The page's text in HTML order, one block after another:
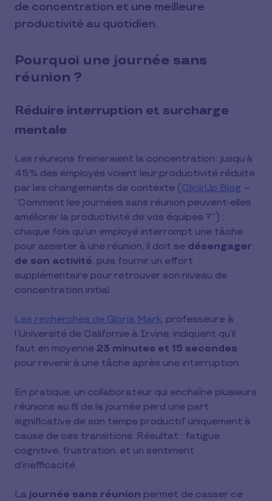
de concentration et une meilleure
productivité au quotidien.
Pourquoi une journée sans
réunion ?
Réduire interruption et surcharge
mentale
Les réunions freineraient la concentration : jusqu’à
45 % des employés voient leur productivité réduite
par les changements de contexte (ClickUp Blog –
“Comment les journées sans réunion peuvent-elles
améliorer la productivité de vos équipes ?”) :
chaque fois qu’un employé interrompt une tâche
pour assister à une réunion, il doit se désengager
de son activité, puis fournir un effort
supplémentaire pour retrouver son niveau de
concentration initial.
Les recherches de Gloria Mark, professeure à
l’Université de Californie à Irvine, indiquent qu’il
faut en moyenne 23 minutes et 15 secondes
pour revenir à une tâche après une interruption.
En pratique, un collaborateur qui enchaîne plusieurs
réunions au fil de la journée perd une part
significative de son temps productif uniquement à
cause de ces transitions. Résultat : fatigue
cognitive, frustration, et un sentiment
d’inefficacité.
La journée sans réunion permet de casser ce